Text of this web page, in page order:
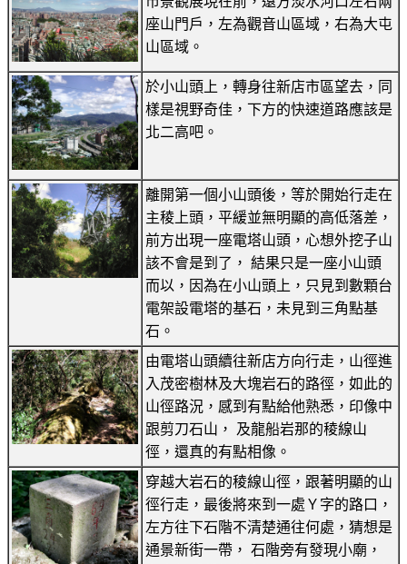
座山門戶，左為觀音山區域，右為大屯
山區域。
於小山頭上，轉身往新店市區望去，同
樣是視野奇佳，下方的快速道路應該是
北二高吧。
離開第一個小山頭後，等於開始行走在
主稜上頭，平緩並無明顯的高低落差，
前方出現一座電塔山頭，心想外挖子山
該不會是到了， 結果只是一座小山頭
而以，因為在小山頭上，只見到數顆台
電架設電塔的基石，未見到三角點基
石。
由電塔山頭續往新店方向行走，山徑進
入茂密樹林及大塊岩石的路徑，如此的
山徑路況，感到有點給他熟悉，印像中
跟剪刀石山， 及龍船岩那的稜線山
徑，還真的有點相像。
穿越大岩石的稜線山徑，跟著明顯的山
徑行走，最後將來到一處Ｙ字的路口，
左方往下石階不清楚通往何處，猜想是
通景新街一帶， 石階旁有發現小廟，